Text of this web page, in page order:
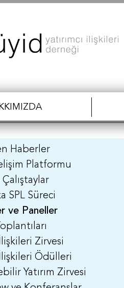
Haberler
Platformu
SPL Süreci
ve Paneller
İlişkileri Zirvesi
İlişkileri Ödülleri
Yatırım Zirvesi